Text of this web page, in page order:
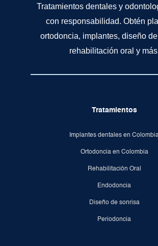
Tratamientos dentales y
con responsabilidad. Obtén
ortodoncia, implantes, diseño
rehabilitación oral y
Tratamientos
Implantes dentales en
Ortodoncia en Colombia
Rehabilitación Oral
Endodoncia
Diseño de sonrisa
Periodoncia